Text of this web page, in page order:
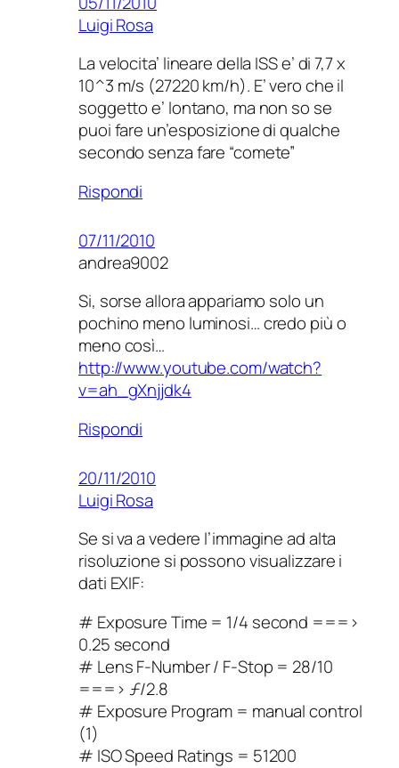
Luigi Rosa
La velocita’ lineare della ISS e’ di 7,7 x
10^3 m/s (27220 km/h). E’ vero che il
soggetto e’ lontano, ma non so se
puoi fare un’esposizione di qualche
secondo senza fare “comete”
Rispondi
07/11/2010
andrea9002
Si, sorse allora appariamo solo un
pochino meno luminosi… credo più o
meno così…
http://www.youtube.com/watch?
v=ah_gXnjjdk4
Rispondi
20/11/2010
Luigi Rosa
Se si va a vedere l’immagine ad alta
risoluzione si possono visualizzare i
dati EXIF:
# Exposure Time = 1/4 second ===>
0.25 second
# Lens F-Number / F-Stop = 28/10
===> ƒ/2.8
# Exposure Program = manual control
(1)
# ISO Speed Ratings = 51200